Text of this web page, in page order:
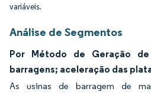
variáveis.
Análise de Segmentos
Por Método de Geração
barragens; aceleração das
As usinas de barragem de